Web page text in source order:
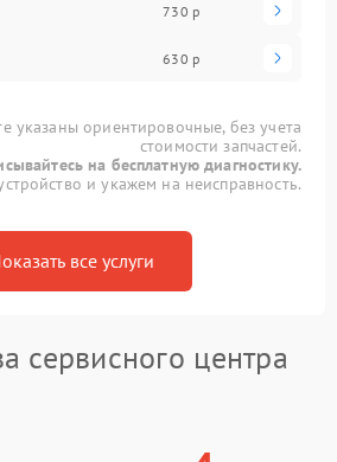
730 р
630 р
указаны ориентировочные, без учета
стоимости запчастей.
на бесплатную диагностику.
и укажем на неисправность.
все услуги
сервисного центра